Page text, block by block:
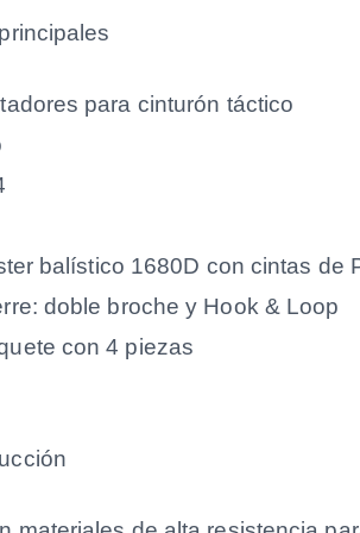
para cinturón táctico
balístico 1680D con cintas de
doble broche y Hook & Loop
con 4 piezas